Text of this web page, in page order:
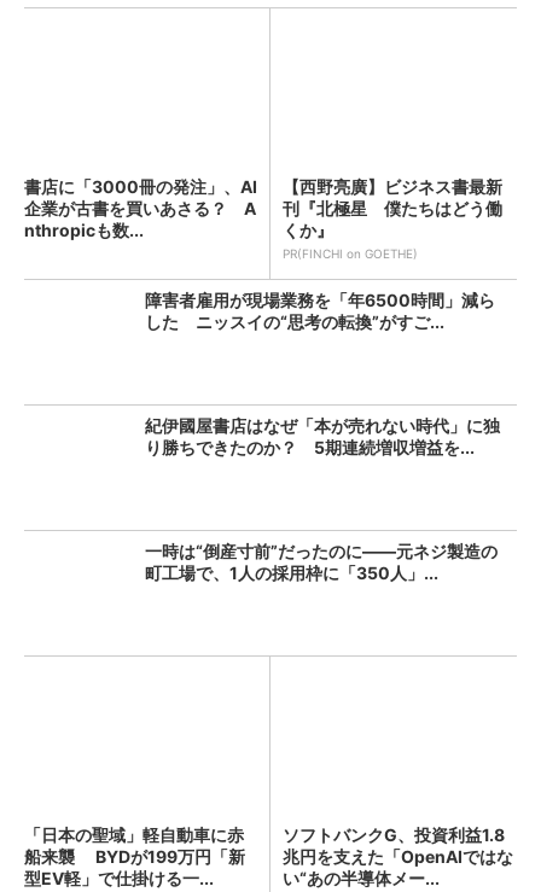
書店に「3000冊の発注」、AI
企業が古書を買いあさる？ A
nthropicも数...
【西野亮廣】ビジネス書最新
刊『北極星 僕たちはどう働
くか』
PR(FINCHI on GOETHE)
障害者雇用が現場業務を「年6500時間」減ら
した ニッスイの“思考の転換”がすご...
紀伊國屋書店はなぜ「本が売れない時代」に独
り勝ちできたのか？ 5期連続増収増益を...
一時は“倒産寸前”だったのに――元ネジ製造の
町工場で、1人の採用枠に「350人」...
「日本の聖域」軽自動車に赤
船来襲 BYDが199万円「新
型EV軽」で仕掛ける一...
ソフトバンクG、投資利益1.8
兆円を支えた「OpenAIではな
い“あの半導体メー...